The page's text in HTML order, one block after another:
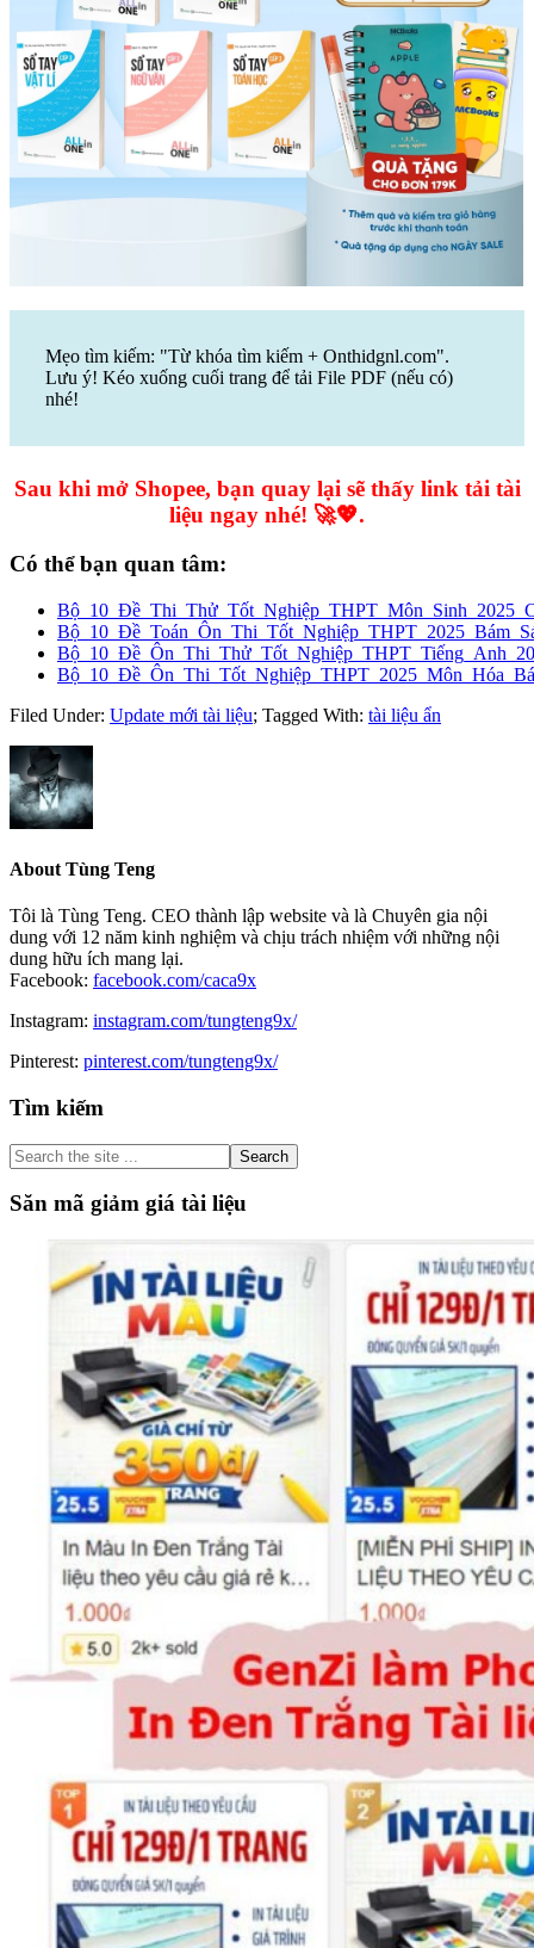
Mẹo tìm kiếm: "Từ khóa tìm kiếm + Onthidgnl.com".
Lưu ý! Kéo xuống cuối trang để tải File PDF (nếu có)
nhé!
Sau khi mở Shopee, bạn quay lại sẽ thấy link tải tài
liệu ngay nhé! 🚀💖.
Có thể bạn quan tâm:
Filed Under: Update mới tài liệu; Tagged With: tài liệu ẩn
About Tùng Teng
Tôi là Tùng Teng. CEO thành lập website và là Chuyên gia nội
dung với 12 năm kinh nghiệm và chịu trách nhiệm với những nội
dung hữu ích mang lại.
Facebook: facebook.com/caca9x
Instagram: instagram.com/tungteng9x/
Pinterest: pinterest.com/tungteng9x/
Primary
Sidebar
Tìm kiếm
Search
the
site
...
Săn mã giảm giá tài liệu